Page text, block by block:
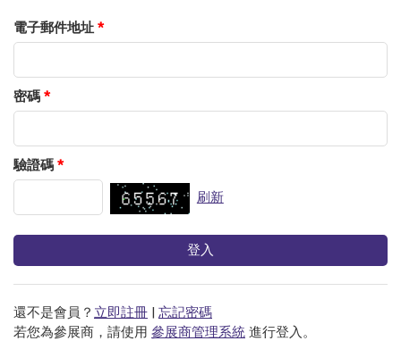
電子郵件地址 *
密碼 *
驗證碼 *
刷新
還不是會員？ 立即註冊 | 忘記密碼
若您為參展商，請使用 參展商管理系統 進行登入。